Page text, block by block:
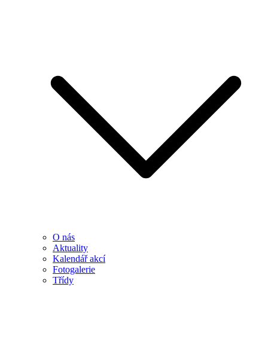
O nás
Aktuality
Kalendář akcí
Fotogalerie
Třídy